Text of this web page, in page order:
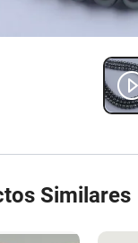
Similares